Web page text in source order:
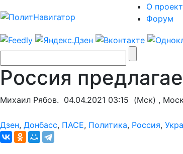
О
Форум
Россия
Михаил Рябов. 04.04.2021 03:15 (Мск) ,
Дзен, Донбасс, ПАСЕ, Политика, Россия,